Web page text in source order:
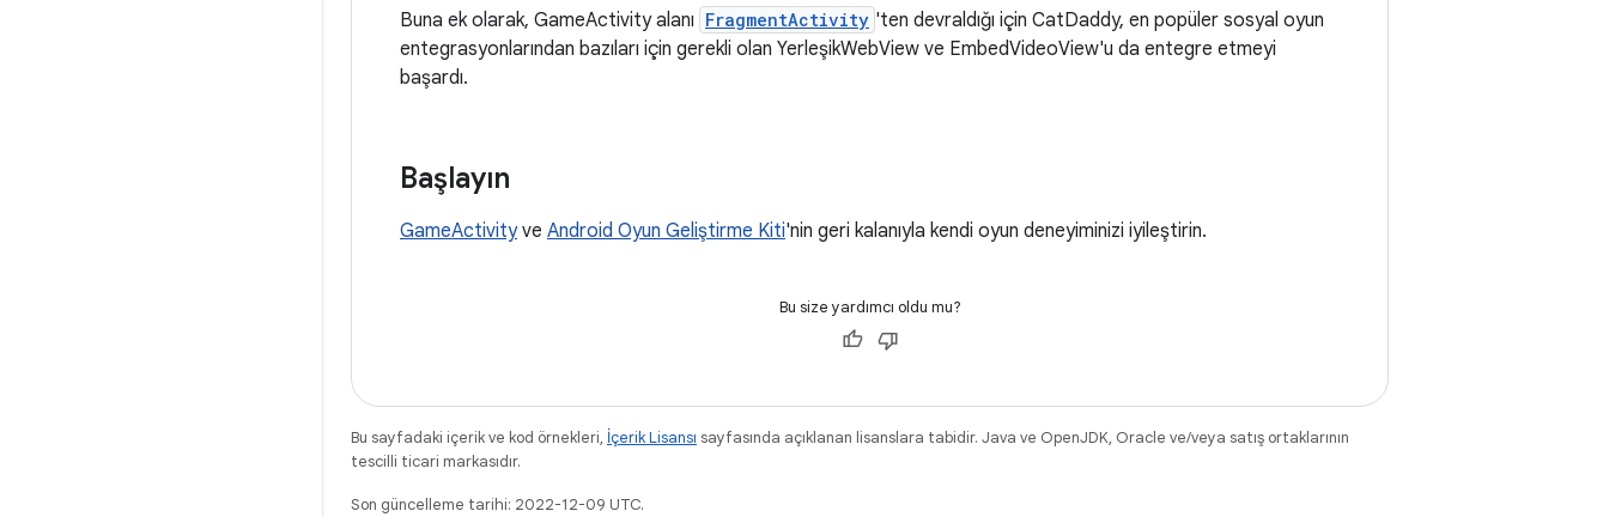
Buna ek olarak, GameActivity alanı FragmentActivity 'ten devraldığı için CatDaddy, en popüler sosyal oyun
entegrasyonlarından bazıları için gerekli olan YerleşikWebView ve EmbedVideoView'u da entegre etmeyi
başardı.
Başlayın
GameActivityve Android Oyun Geliştirme Kiti'nin geri kalanıyla kendi oyun deneyiminizi iyileştirin.
Bu size yardımcı oldu mu?
Bu sayfadaki içerik ve kod örnekleri, İçerik Lisansı sayfasında açıklanan lisanslara tabidir. Java ve OpenJDK, Oracle ve/veya satış ortaklarının
tescilli ticari markasıdır.
Son güncelleme tarihi: 2022-12-09 UTC.